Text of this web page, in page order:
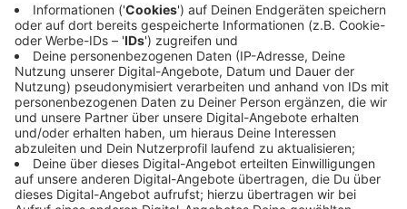
Händeschütteln einzuschränken und von vielen
Menschen berührte Oberflächen wie Türklinken,
Haltegriffe und Aufzugknöpfe nicht anzufassen.
Anzeige
Was bringt ein Mundschutz?
Anzeige